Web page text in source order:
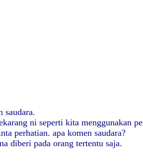
saudara.
ni seperti kita menggunakan
perhatian. apa komen saudara?
diberi pada orang tertentu saja.